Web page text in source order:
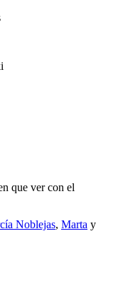
que ver con el
Noblejas, Marta y